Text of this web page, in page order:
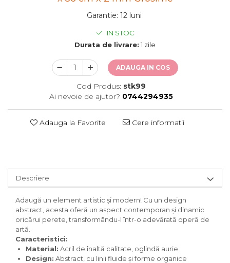
Garantie: 12 luni
IN STOC
Durata de livrare: 1 zile
ADAUGA IN COS
Cod Produs: stk99
Ai nevoie de ajutor? 0744294935
Adauga la Favorite Cere informatii
Descriere
Adaugă un element artistic și modern! Cu un design
abstract, acesta oferă un aspect contemporan și dinamic
oricărui perete, transformându-l într-o adevărată operă de
artă.
Caracteristici:
Material: Acril de înaltă calitate, oglindă aurie
Design: Abstract, cu linii fluide și forme organice